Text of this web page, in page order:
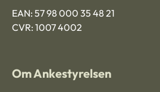
EAN: 57 98 000 35 48 21
CVR: 1007 4002
Om Ankestyrelsen